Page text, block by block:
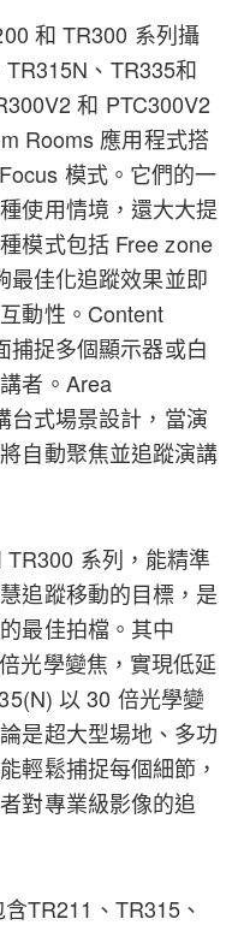
和 TR300 系列攝
、TR335和
和 PTC300V2
Rooms 應用程式搭
模式。它們的一
使用情境，還大大提
模式包括 Free zone
最佳化追蹤效果並即
動性。Content
捕捉多個顯示器或白
者。Area
台式場景設計，當演
自動聚焦並追蹤演講
系列，能精準
追蹤移動的目標，是
最佳拍檔。其中
光學變焦，實現低延
以 30 倍光學變
是超大型場地、多功
輕鬆捕捉每個細節，
對專業級影像的追
TR211、TR315、